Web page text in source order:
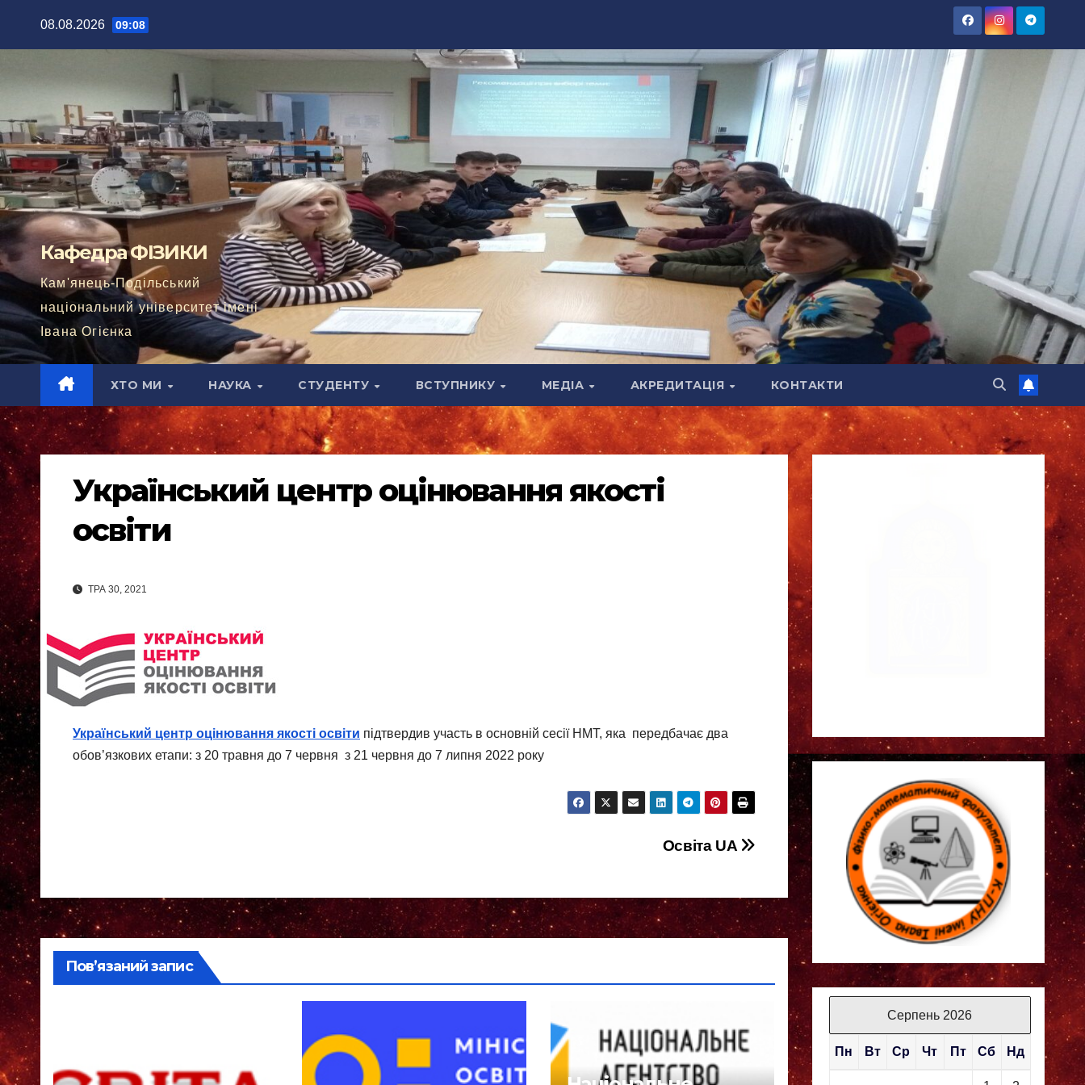
08.08.2026 09:08
Кафедра ФІЗИКИ
Кам'янець-Подільський
національний університет імені
Івана Огієнка
ХТО МИ НАУКА СТУДЕНТУ ВСТУПНИКУ МЕДІА АКРЕДИТАЦІЯ КОНТАКТИ
Український центр оцінювання якості
освіти
ТРА 30, 2021
Український центр оцінювання якості освіти підтвердив участь в основній сесії НМТ, яка передбачає два
обов’язкових етапи: з 20 травня до 7 червня з 21 червня до 7 липня 2022 року
Освіта UA
Пов’язаний запис
Серпень 2026
Пн Вт Ср Чт Пт Сб Нд